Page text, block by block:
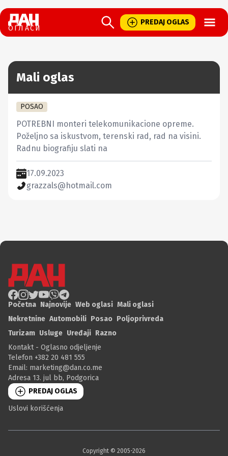
ОГЛАСИ
PREDAJ OGLAS
Mali oglas
POSAO
POTREBNI monteri telekomunikacione opreme.
Poželjno sa iskustvom, terenski rad, rad na visini.
Radnu biografiju slati na
17.09.2023
grazzals@hotmail.com
Početna Najnovije Web oglasi Mali oglasi
Nekretnine Automobili Posao Poljoprivreda
Turizam Usluge Uređaji Razno
Kontakt - Oglasno odjeljenje
Telefon +382 20 481 555
Email: marketing@dan.co.me
Adresa 13. jul bb, Podgorica
PREDAJ OGLAS
Uslovi korišćenja
Copyright © 2005-2026